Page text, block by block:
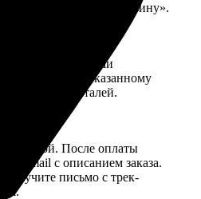
«Добавить в корзину».
к печати наши
с Вами по указанному
деталей.
картой. После оплаты
email с описанием заказа.
письмо с трек-